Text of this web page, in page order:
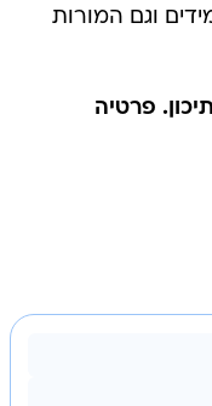
וגם המורות
פרטיה